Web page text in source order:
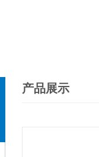
产品展示